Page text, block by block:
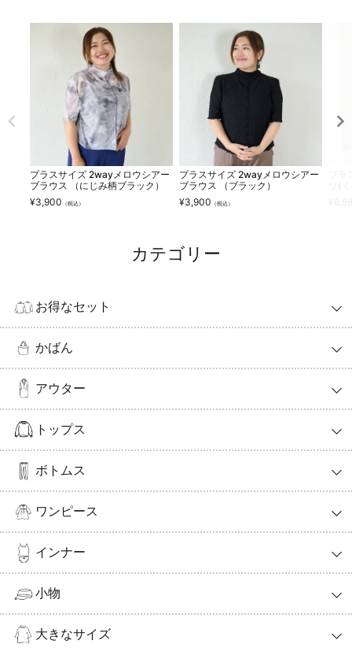
プラスサイズ 2wayメロウシアー
ブラウス （にじみ柄ブラック）
¥3,900 （税込）
プラスサイズ 2wayメロウシアー
ブラウス （ブラック）
¥3,900 （税込）
カテゴリー
お得なセット
かばん
アウター
トップス
ボトムス
ワンピース
インナー
小物
大きなサイズ